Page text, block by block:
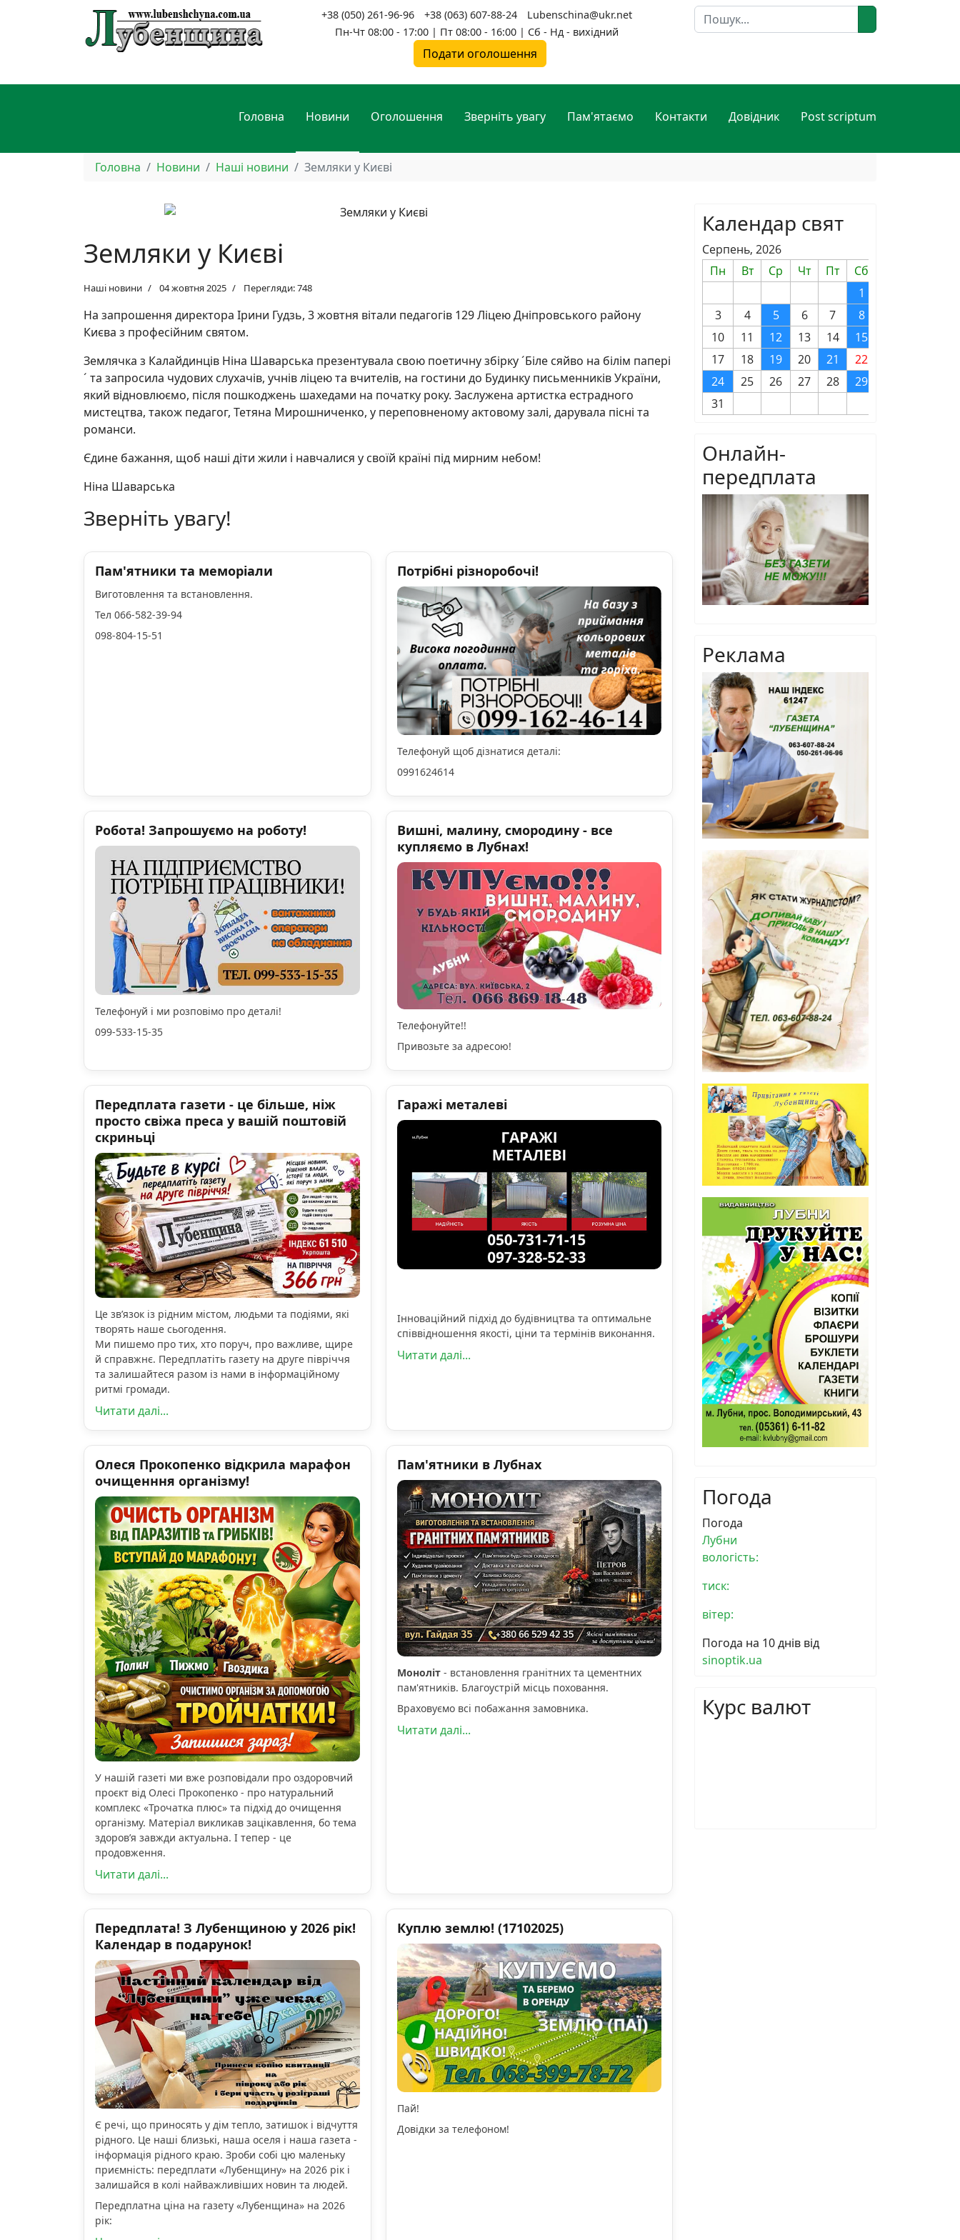
+38 (050) 261-96-96 +38 (063) 607-88-24
Lubenschina@ukr.net
Пн-Чт 08:00 - 17:00 | Пт 08:00 - 16:00 | Сб - Нд - вихідний
Подати оголошення
Пошук
Головна Новини Оголошення Зверніть увагу Пам'ятаємо Контакти Довідник Post scriptum
Головна Новини Наші новини Земляки у Києві
Земляки у Києві
Наші новини 04 жовтня 2025 Перегляди: 748
На запрошення директора Ірини Гудзь, 3 жовтня вітали педагогів 129 Ліцею Дніпровського району
Києва з професійним святом.
Землячка з Калайдинців Ніна Шаварська презентувала свою поетичну збірку ´Біле сяйво на білім папері
´ та запросила чудових слухачів, учнів ліцею та вчителів, на гостини до Будинку письменників України,
який відновлюємо, після пошкоджень шахедами на початку року. Заслужена артистка естрадного
мистецтва, також педагог, Тетяна Мирошниченко, у переповненому актовому залі, дарувала пісні та
романси.
Єдине бажання, щоб наші діти жили і навчалися у своїй країні під мирним небом!
Ніна Шаварська
Зверніть увагу!
Пам'ятники та меморіали
Виготовлення та встановлення.
Тел 066-582-39-94
098-804-15-51
Потрібні різноробочі!
Телефонуй щоб дізнатися деталі:
0991624614
Робота! Запрошуємо на роботу!
Телефонуй і ми розповімо про деталі!
099-533-15-35
Вишні, малину, смородину - все
купляємо в Лубнах!
Телефонуйте!!
Привозьте за адресою!
Передплата газети - це більше, ніж
просто свіжа преса у вашій поштовій
скриньці
Це зв’язок із рідним містом, людьми та подіями, які
творять наше сьогодення.
Ми пишемо про тих, хто поруч, про важливе, щире
й справжнє. Передплатіть газету на друге півріччя
та залишайтеся разом із нами в інформаційному
ритмі громади.
Читати далі...
Гаражі металеві
Інноваційний підхід до будівництва та оптимальне
співвідношення якості, ціни та термінів виконання.
Читати далі...
Олеся Прокопенко відкрила марафон
очищенння організму!
У нашій газеті ми вже розповідали про оздоровчий
проєкт від Олесі Прокопенко - про натуральний
комплекс «Трочатка плюс» та підхід до очищення
організму. Матеріал викликав зацікавлення, бо тема
здоров’я завжди актуальна. І тепер - це
продовження.
Читати далі...
Пам'ятники в Лубнах
Моноліт- встановлення гранітних та цементних
пам'ятників. Благоустрій місць поховання.
Враховуємо всі побажання замовника.
Читати далі...
Передплата! З Лубенщиною у 2026 рік!
Календар в подарунок!
Є речі, що приносять у дім тепло, затишок і відчуття
рідного. Це наші близькі, наша оселя і наша газета -
інформація рідного краю. Зроби собі цю маленьку
приємність: передплати «Лубенщину» на 2026 рік і
залишайся в колі найважливіших новин та людей.
Передплатна ціна на газету «Лубенщина» на 2026
рік:
Куплю землю! (17102025)
Пай!
Довідки за телефоном!
Календар свят
Серпень, 2026
Пн
Вт Ср Чт Пт Сб
1
3
4 5 6 7 8
10
11 12 13 14 15
17
18 19 20 21 22
24
25 26 27 28 29
31
Онлайн-
передплата
Реклама
Погода
Погода
Лубни
вологість:
тиск:
вітер:
Погода на 10 днів від
sinoptik.ua
Курс валют